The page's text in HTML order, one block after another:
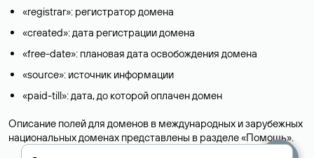
«registrar»: регистратор домена
«created»: дата регистрации домена
«free-date»: плановая дата освобождения домена
«source»: источник информации
«paid-till»: дата, до которой оплачен домен
Описание полей для доменов в международных и зарубежных
национальных доменах представлены в разделе «Помощь».